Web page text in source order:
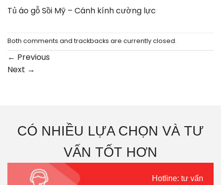
Tủ áo gỗ Sồi Mỹ – Cánh kính cường lực
Both comments and trackbacks are currently closed.
← Previous
Next →
CÓ NHIỀU LỰA CHỌN VÀ TƯ
VẤN TỐT HƠN
Hotline: tư vấn